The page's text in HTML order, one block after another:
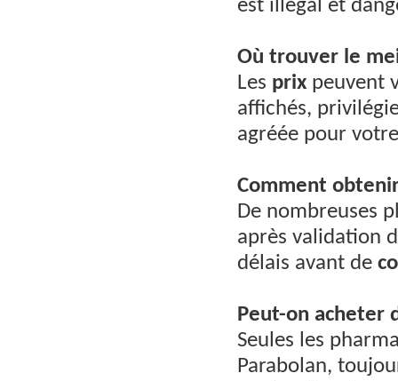
est illégal et
Où trouver le
Les prix peuvent
affichés,
agréée pour
Comment
De nombreuses
après validation
délais avant de
Peut-on acheter
Seules les
Parabolan,